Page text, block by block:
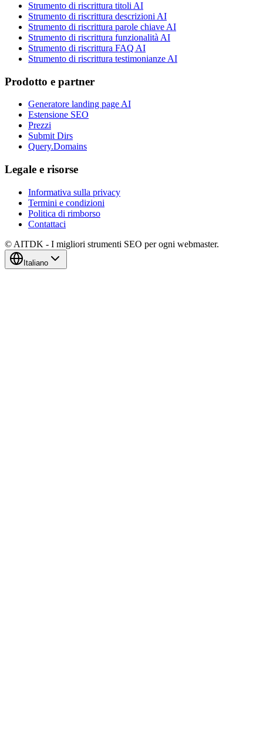
Strumento di riscrittura titoli AI
Strumento di riscrittura descrizioni AI
Strumento di riscrittura parole chiave AI
Strumento di riscrittura funzionalità AI
Strumento di riscrittura FAQ AI
Strumento di riscrittura testimonianze AI
Prodotto e partner
Generatore landing page AI
Estensione SEO
Prezzi
Submit Dirs
Query.Domains
Legale e risorse
Informativa sulla privacy
Termini e condizioni
Politica di rimborso
Contattaci
© AITDK - I migliori strumenti SEO per ogni webmaster.
Italiano